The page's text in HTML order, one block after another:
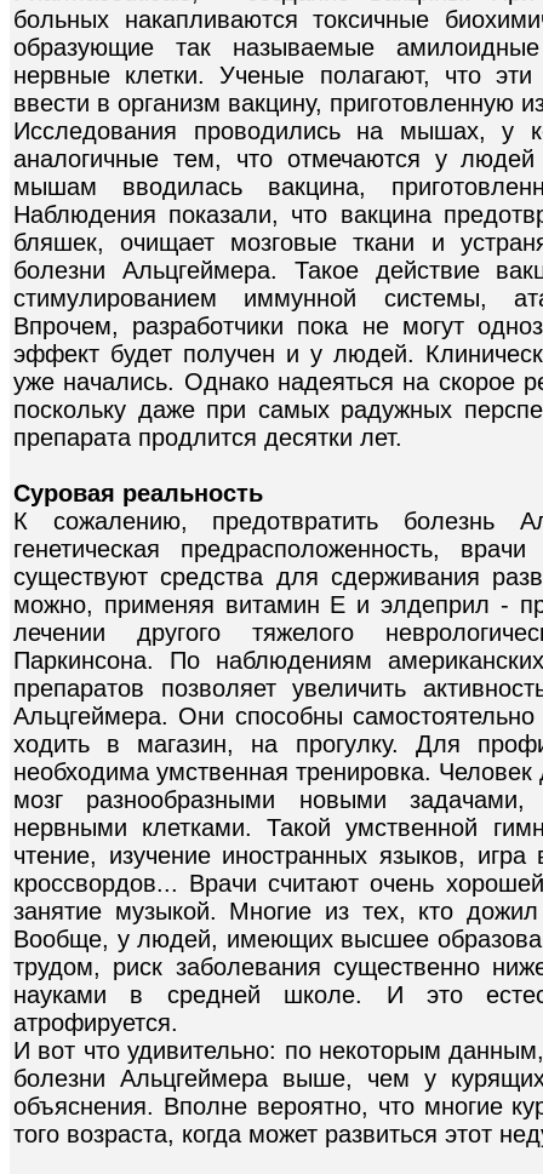
больных накапливаются токсичные
образующие так называемые
нервные клетки. Ученые полагают, что
ввести в организм вакцину, приготовленную
Исследования проводились на мышах, у
аналогичные тем, что отмечаются у
мышам вводилась вакцина,
Наблюдения показали, что вакцина
бляшек, очищает мозговые ткани и
болезни Альцгеймера. Такое действие
стимулированием иммунной системы,
Впрочем, разработчики пока не могут
эффект будет получен и у людей.
уже начались. Однако надеяться на скорое
поскольку даже при самых радужных
препарата продлится десятки лет.
Суровая реальность
К сожалению, предотвратить болезнь
генетическая предрасположенность,
существуют средства для сдерживания
можно, применяя витамин Е и элдеприл -
лечении другого тяжелого
Паркинсона. По наблюдениям
препаратов позволяет увеличить
Альцгеймера. Они способны самостоятельно
ходить в магазин, на прогулку. Для
необходима умственная тренировка.
мозг разнообразными новыми
нервными клетками. Такой умственной
чтение, изучение иностранных языков,
кроссвордов... Врачи считают очень
занятие музыкой. Многие из тех, кто
Вообще, у людей, имеющих высшее
трудом, риск заболевания существенно
науками в средней школе. И это
атрофируется.
И вот что удивительно: по некоторым
болезни Альцгеймера выше, чем у
объяснения. Вполне вероятно, что многие
того возраста, когда может развиться этот